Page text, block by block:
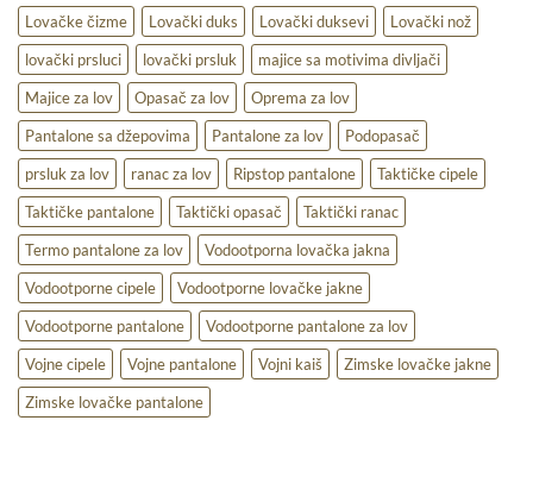
Lovačke čizme Lovački duks Lovački duksevi
Lovački nož
lovački prsluci
lovački prsluk
majice sa motivima divljači
Majice za lov
Opasač za lov
Oprema za lov
Pantalone sa džepovima
Pantalone za lov
Podopasač
prsluk za lov
ranac za lov Ripstop pantalone
Taktičke cipele
Taktičke pantalone
Taktički opasač
Taktički ranac
Termo pantalone za lov
Vodootporna lovačka jakna
Vodootporne cipele
Vodootporne lovačke jakne
Vodootporne pantalone
Vodootporne pantalone za lov
Vojne cipele
Vojne pantalone Vojni kaiš
Zimske lovačke jakne
Zimske lovačke pantalone